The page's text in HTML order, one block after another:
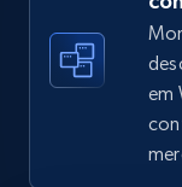
5.4K+
Amazon
em